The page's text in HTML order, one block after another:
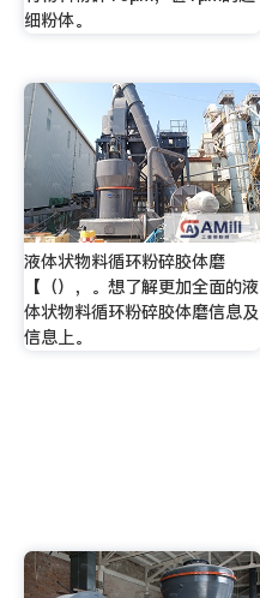
细粉体。
液体状物料循环粉碎胶体磨
【（），。想了解更加全面的液
体状物料循环粉碎胶体磨信息及
信息上。